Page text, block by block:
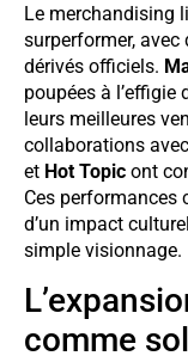
Le merchandising
surperformer,
dérivés officiels.
poupées à l’effigie
leurs meilleures
collaborations
et Hot Topic ont
Ces performances
d’un impact
simple visionnage.
comme